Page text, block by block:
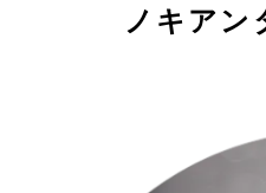
ノキアン